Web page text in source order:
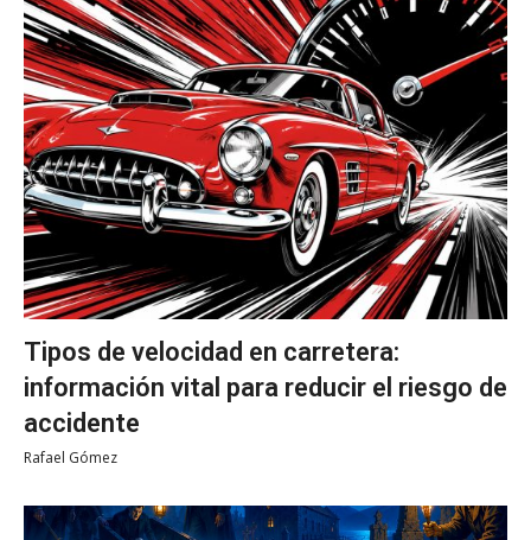
Tipos de velocidad en carretera:
información vital para reducir el riesgo de
accidente
Rafael Gómez